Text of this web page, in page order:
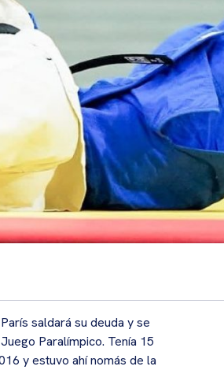
saldará su deuda y se
Paralímpico. Tenía 15
y estuvo ahí nomás de la